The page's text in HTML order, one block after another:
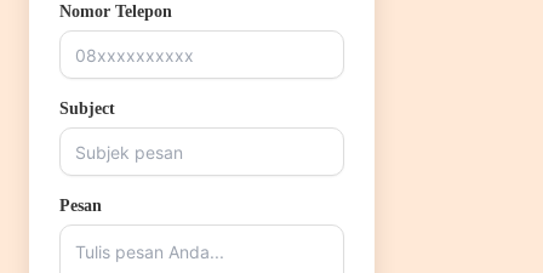
Nomor Telepon
Subject
Pesan